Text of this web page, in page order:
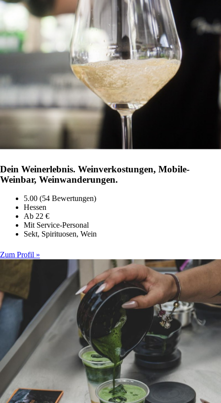
Dein Weinerlebnis. Weinverkostungen, Mobile-
Weinbar, Weinwanderungen.
5.00 (54 Bewertungen)
Hessen
Ab 22 €
Mit Service-Personal
Sekt, Spirituosen, Wein
Zum Profil »